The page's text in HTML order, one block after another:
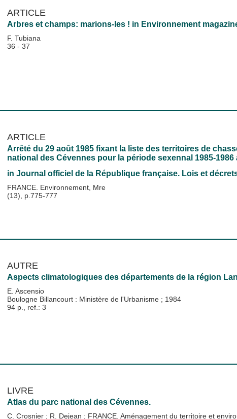
ARTICLE
Arbres et champs: marions-les ! in Environnement
F. Tubiana
36 - 37
ARTICLE
Arrêté du 29 août 1985 fixant la liste des territoires de
national des Cévennes pour la période sexennal 1985-1986
in Journal officiel de la République française. Lois et
FRANCE. Environnement, Mre
(13), p.775-777
AUTRE
Aspects climatologiques des départements de la région
E. Ascensio
Boulogne Billancourt : Ministère de l'Urbanisme ; 1984
94 p., ref.: 3
LIVRE
Atlas du parc national des Cévennes.
C. Crosnier ; R. Dejean ; FRANCE. Aménagement du territoire et